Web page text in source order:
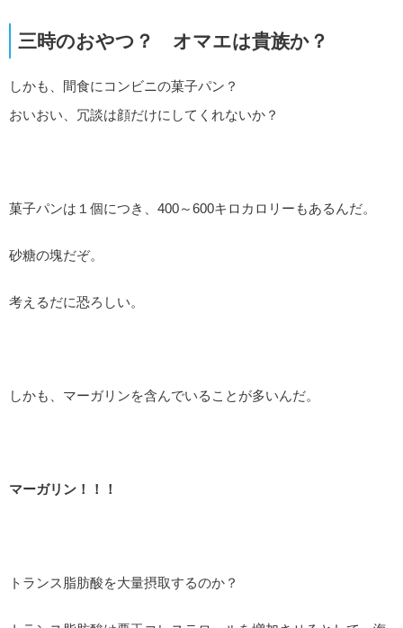
三時のおやつ？ オマエは貴族か？
しかも、間食にコンビニの菓子パン？
おいおい、冗談は顔だけにしてくれないか？
菓子パンは１個につき、400～600キロカロリーもあるんだ。
砂糖の塊だぞ。
考えるだに恐ろしい。
しかも、マーガリンを含んでいることが多いんだ。
マーガリン！！！
トランス脂肪酸を大量摂取するのか？